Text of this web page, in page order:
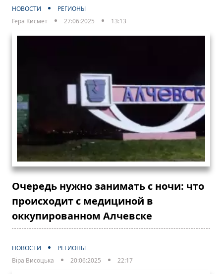
НОВОСТИ
РЕГИОНЫ
Гера Кисмет
27:06:2025 13:13
Очередь нужно занимать с ночи: что
происходит с медициной в
оккупированном Алчевске
НОВОСТИ
РЕГИОНЫ
Віра Висоцька
20:06:2025 22:17